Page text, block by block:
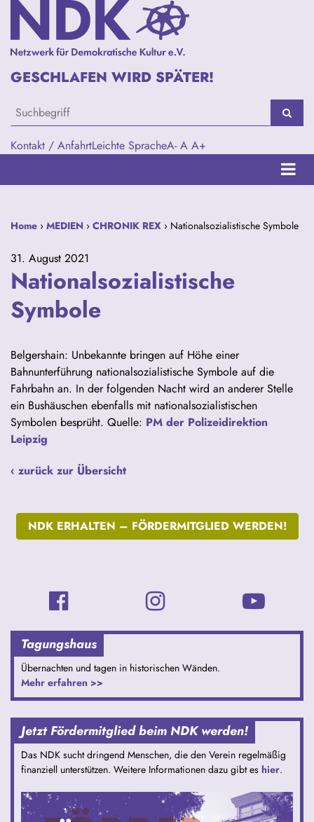
Kontakt / AnfahrtLeichte SpracheA- A A+
GESCHLAFEN WIRD SPÄTER!
Home › MEDIEN › CHRONIK REX › Nationalsozialistische Symbole
31. August 2021
Nationalsozialistische
Symbole
Belgershain: Unbekannte bringen auf Höhe einer
Bahnunterführung nationalsozialistische Symbole auf die
Fahrbahn an. In der folgenden Nacht wird an anderer Stelle
ein Bushäuschen ebenfalls mit nationalsozialistischen
Symbolen besprüht. Quelle: PM der Polizeidirektion
Leipzig
‹ zurück zur Übersicht
NDK ERHALTEN – FÖRDERMITGLIED WERDEN!
Tagungshaus
Übernachten und tagen in historischen Wänden.
Mehr erfahren >>
Jetzt Fördermitglied beim NDK werden!
Das NDK sucht dringend Menschen, die den Verein regelmäßig
finanziell unterstützen. Weitere Informationen dazu gibt es hier.